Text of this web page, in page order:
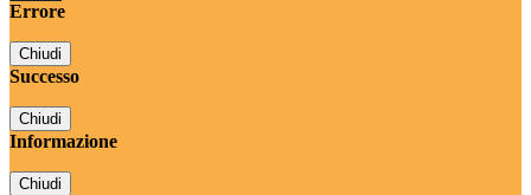
Errore
Chiudi
Successo
Chiudi
Informazione
Chiudi